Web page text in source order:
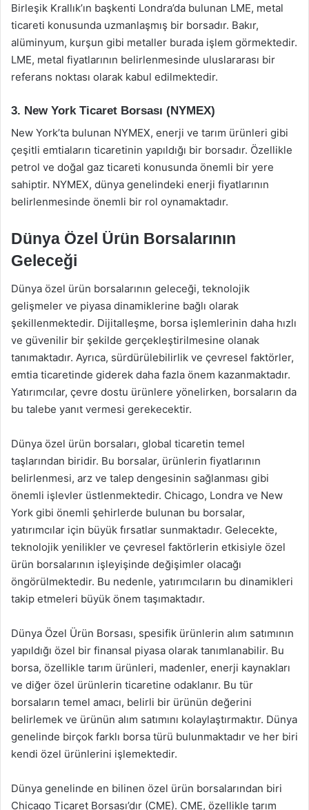
Birleşik Krallık’ın başkenti Londra’da bulunan LME, metal
ticareti konusunda uzmanlaşmış bir borsadır. Bakır,
alüminyum, kurşun gibi metaller burada işlem görmektedir.
LME, metal fiyatlarının belirlenmesinde uluslararası bir
referans noktası olarak kabul edilmektedir.
3. New York Ticaret Borsası (NYMEX)
New York’ta bulunan NYMEX, enerji ve tarım ürünleri gibi
çeşitli emtiaların ticaretinin yapıldığı bir borsadır. Özellikle
petrol ve doğal gaz ticareti konusunda önemli bir yere
sahiptir. NYMEX, dünya genelindeki enerji fiyatlarının
belirlenmesinde önemli bir rol oynamaktadır.
Dünya Özel Ürün Borsalarının
Geleceği
Dünya özel ürün borsalarının geleceği, teknolojik
gelişmeler ve piyasa dinamiklerine bağlı olarak
şekillenmektedir. Dijitalleşme, borsa işlemlerinin daha hızlı
ve güvenilir bir şekilde gerçekleştirilmesine olanak
tanımaktadır. Ayrıca, sürdürülebilirlik ve çevresel faktörler,
emtia ticaretinde giderek daha fazla önem kazanmaktadır.
Yatırımcılar, çevre dostu ürünlere yönelirken, borsaların da
bu talebe yanıt vermesi gerekecektir.
Dünya özel ürün borsaları, global ticaretin temel
taşlarından biridir. Bu borsalar, ürünlerin fiyatlarının
belirlenmesi, arz ve talep dengesinin sağlanması gibi
önemli işlevler üstlenmektedir. Chicago, Londra ve New
York gibi önemli şehirlerde bulunan bu borsalar,
yatırımcılar için büyük fırsatlar sunmaktadır. Gelecekte,
teknolojik yenilikler ve çevresel faktörlerin etkisiyle özel
ürün borsalarının işleyişinde değişimler olacağı
öngörülmektedir. Bu nedenle, yatırımcıların bu dinamikleri
takip etmeleri büyük önem taşımaktadır.
Dünya Özel Ürün Borsası, spesifik ürünlerin alım satımının
yapıldığı özel bir finansal piyasa olarak tanımlanabilir. Bu
borsa, özellikle tarım ürünleri, madenler, enerji kaynakları
ve diğer özel ürünlerin ticaretine odaklanır. Bu tür
borsaların temel amacı, belirli bir ürünün değerini
belirlemek ve ürünün alım satımını kolaylaştırmaktır. Dünya
genelinde birçok farklı borsa türü bulunmaktadır ve her biri
kendi özel ürünlerini işlemektedir.
Dünya genelinde en bilinen özel ürün borsalarından biri
Chicago Ticaret Borsası’dır (CME). CME, özellikle tarım